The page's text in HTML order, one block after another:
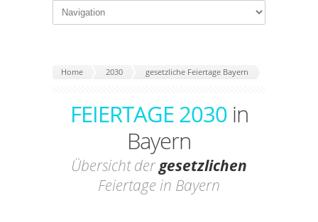
Home 2030 gesetzliche Feiertage Bayern
FEIERTAGE 2030in
Bayern
Übersicht dergesetzlichen
Feiertage in Bayern